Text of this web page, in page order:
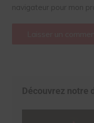
navigateur pour mon
Découvrez notre